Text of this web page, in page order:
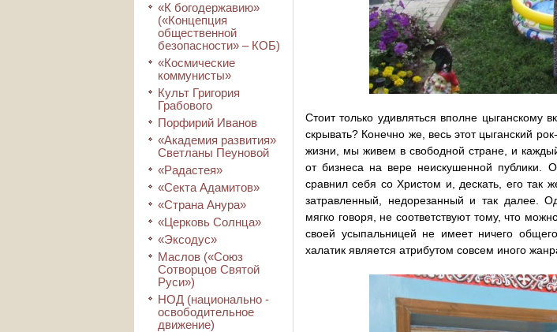
«К богодержавию»
(«Концепция
общественной
безопасности» – КОБ)
«Космические
коммунисты»
Культ Григория
Грабового
Порфирий Иванов
«Академия развития»
Светланы Пеуновой
«Радастея»
«Секта Адамитов»
«Страна Анура»
«Церковь Солнца»
«Эксодус»
Маслов («Союз
Сотворцов Святой
Руси»)
НОД (национально -
освободительное
движение)
Стоит только удивляться вполне цыганскому
скрывать? Конечно же, весь этот цыганский
жизни, мы живем в свободной стране, и
от бизнеса на вере неискушенной публики.
сравнил себя со Христом и, дескать, его так
затравленный, недорезанный и так далее.
мягко говоря, не соответствуют тому, что
своей усыпальницей не имеет ничего
халатик является атрибутом совсем иного